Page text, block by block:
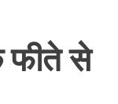
फीते से